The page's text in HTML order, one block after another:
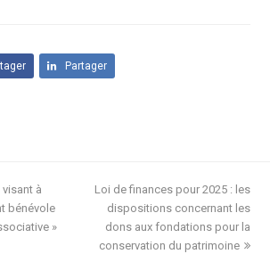
Partager
visant à
bénévole
»
next
post:
Loi de finances pour 2025 : les
dispositions concernant les
dons aux fondations pour la
conservation du patrimoine